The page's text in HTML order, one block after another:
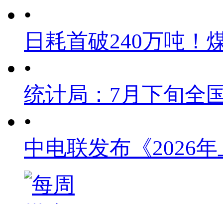
•
日耗首破240万吨！
•
统计局：7月下旬全
•
中电联发布《2026